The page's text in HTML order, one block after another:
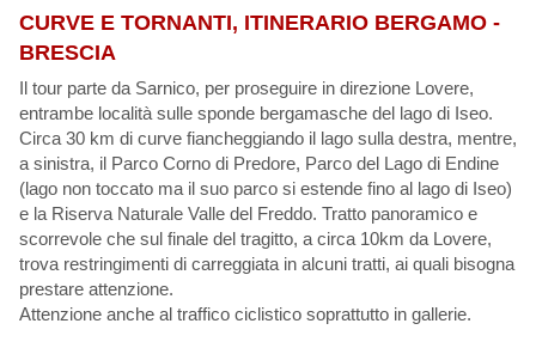
CURVE E TORNANTI, ITINERARIO BERGAMO -
BRESCIA
Il tour parte da Sarnico, per proseguire in direzione Lovere,
entrambe località sulle sponde bergamasche del lago di Iseo.
Circa 30 km di curve fiancheggiando il lago sulla destra, mentre,
a sinistra, il Parco Corno di Predore, Parco del Lago di Endine
(lago non toccato ma il suo parco si estende fino al lago di Iseo)
e la Riserva Naturale Valle del Freddo. Tratto panoramico e
scorrevole che sul finale del tragitto, a circa 10km da Lovere,
trova restringimenti di carreggiata in alcuni tratti, ai quali bisogna
prestare attenzione.
Attenzione anche al traffico ciclistico soprattutto in gallerie.